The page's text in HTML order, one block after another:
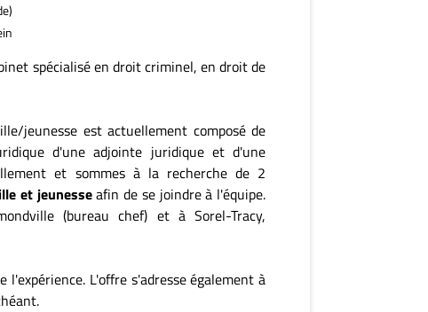
spécialisé en droit criminel, en droit de
jeunesse est actuellement composé de
d'une adjointe juridique et d'une
et sommes à la recherche de 2
et jeunesseafin de se joindre à l'équipe.
(bureau chef) et à Sorel-Tracy,
L'offre s'adresse également à